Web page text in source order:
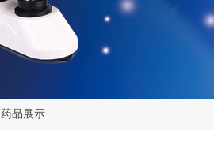
药品展示